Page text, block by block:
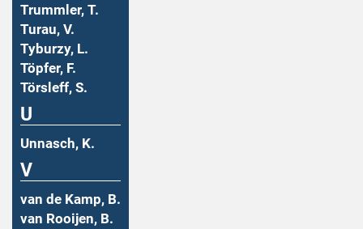
Trummler, T.
Turau, V.
Tyburzy, L.
Töpfer, F.
Törsleff, S.
U
Unnasch, K.
V
van de Kamp, B.
van Rooijen, B.